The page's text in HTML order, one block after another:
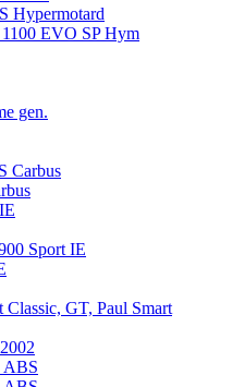
Hypermotard
EVO SP Hym
gen.
Carbus
Sport IE
Classic, GT, Paul Smart
ABS